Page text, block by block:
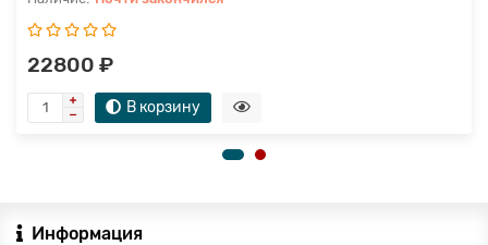
22800 ₽
В корзину
Информация